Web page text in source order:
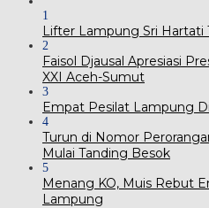
1
Lifter Lampung Sri Hartati
2
Faisol Djausal Apresiasi
XXI Aceh-Sumut
3
Empat Pesilat Lampung
4
Turun di Nomor
Mulai Tanding Besok
5
Menang KO, Muis Rebut
Lampung